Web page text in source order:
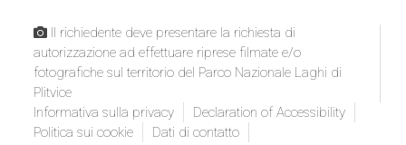
Il richiedente deve presentare la richiesta di
autorizzazione ad effettuare riprese filmate e/o
fotografiche sul territorio del Parco Nazionale Laghi di
Plitvice
Informativa sulla privacy
Declaration of Accessibility
Politica sui cookie
Dati di contatto